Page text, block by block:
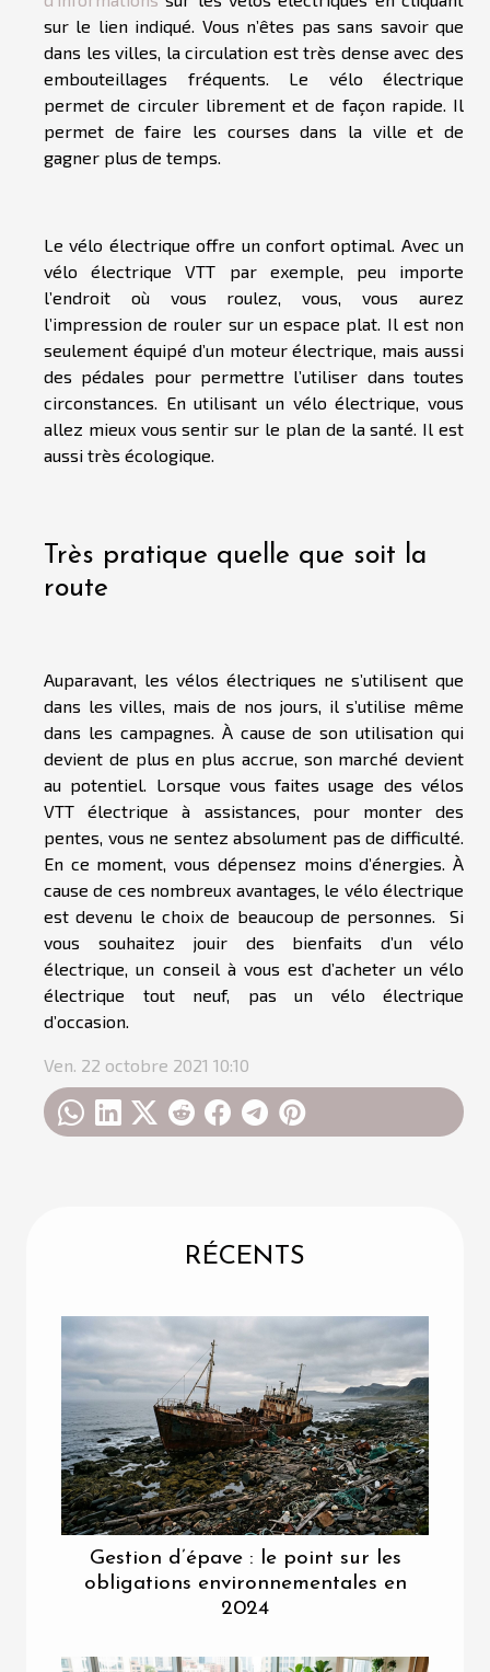
RÉCENTS
Gestion d’épave : le point sur les
obligations environnementales en
2024
sur le lien indiqué. Vous n’êtes pas sans savoir que
dans les villes, la circulation est très dense avec des
embouteillages fréquents. Le vélo électrique
permet de circuler librement et de façon rapide. Il
permet de faire les courses dans la ville et de
gagner plus de temps.
Le vélo électrique offre un confort optimal. Avec un
vélo électrique VTT par exemple, peu importe
l’endroit où vous roulez, vous, vous aurez
l’impression de rouler sur un espace plat. Il est non
seulement équipé d’un moteur électrique, mais aussi
des pédales pour permettre l’utiliser dans toutes
circonstances. En utilisant un vélo électrique, vous
allez mieux vous sentir sur le plan de la santé. Il est
aussi très écologique.
Très pratique quelle que soit la
route
Auparavant, les vélos électriques ne s’utilisent que
dans les villes, mais de nos jours, il s’utilise même
dans les campagnes. À cause de son utilisation qui
devient de plus en plus accrue, son marché devient
au potentiel. Lorsque vous faites usage des vélos
VTT électrique à assistances, pour monter des
pentes, vous ne sentez absolument pas de difficulté.
En ce moment, vous dépensez moins d’énergies. À
cause de ces nombreux avantages, le vélo électrique
est devenu le choix de beaucoup de personnes. Si
vous souhaitez jouir des bienfaits d’un vélo
électrique, un conseil à vous est d’acheter un vélo
électrique tout neuf, pas un vélo électrique
d’occasion.
Ven. 22 octobre 2021 10:10